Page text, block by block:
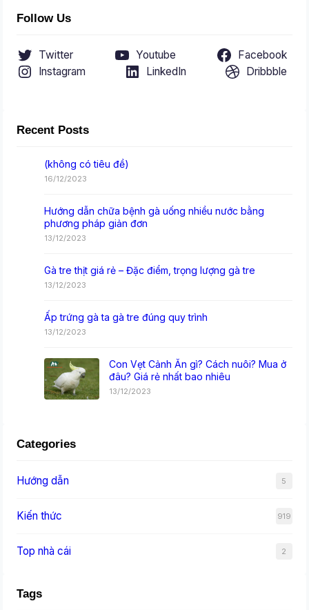
Follow Us
Twitter Youtube
Facebook
Instagram
LinkedIn Dribbble
Recent Posts
(không có tiêu đề)
16/12/2023
Hướng dẫn chữa bệnh gà uống nhiều nước bằng
phương pháp giản đơn
13/12/2023
Gà tre thịt giá rẻ – Đặc điểm, trọng lượng gà tre
13/12/2023
Ấp trứng gà ta gà tre đúng quy trình
13/12/2023
Con Vẹt Cảnh Ăn gì? Cách nuôi? Mua ở
đâu? Giá rẻ nhất bao nhiêu
13/12/2023
Categories
Hướng dẫn 5
Kiến thức 919
Top nhà cái 2
Tags